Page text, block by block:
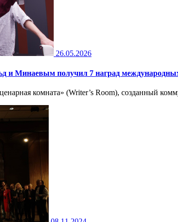
26.05.2026
и Минаевым получил 7 наград
комната» (Writer’s Room), созданный